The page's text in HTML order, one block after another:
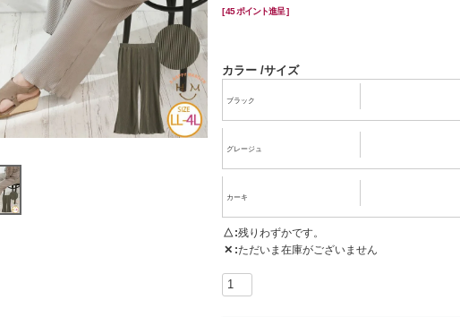
[45 ポイント進呈 ]
カラー サイズ
ブラック
グレージュ
カーキ
△ 残りわずかです。
✕ ただいま在庫がございません